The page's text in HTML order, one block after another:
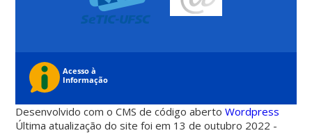
Desenvolvido com o CMS de código abertoWordpress
Última atualização do site foi em 13 de outubro 2022 -